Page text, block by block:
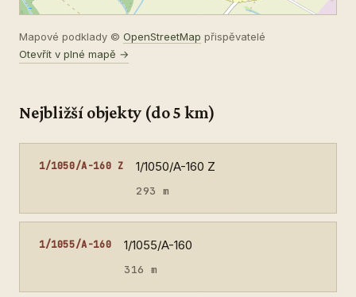
Mapové podklady © OpenStreetMap přispěvatelé
Otevřít v plné mapě →
Nejbližší objekty (do 5 km)
1/1050/A-160 Z 1/1050/A-160 Z
293 m
1/1055/A-160 1/1055/A-160
316 m